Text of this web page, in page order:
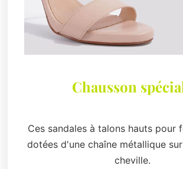
Chausson
Ces sandales à talons hauts pour
dotées d'une chaîne métallique
cheville.